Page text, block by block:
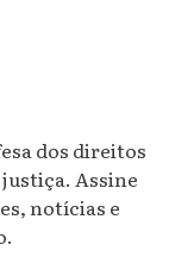
dos direitos
Assine
notícias e